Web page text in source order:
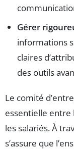
Gérer
informations
claires
des outils
Le comité
essentielle entre
les salariés. À
s’assure que